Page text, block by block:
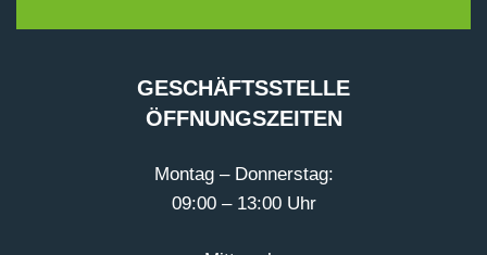
GESCHÄFTSSTELLE
ÖFFNUNGSZEITEN
Montag – Donnerstag:
09:00 – 13:00 Uhr